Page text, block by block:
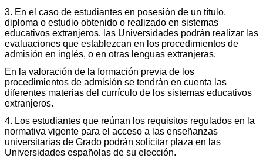
3. En el caso de estudiantes en posesión de un título,
diploma o estudio obtenido o realizado en sistemas
educativos extranjeros, las Universidades podrán realizar las
evaluaciones que establezcan en los procedimientos de
admisión en inglés, o en otras lenguas extranjeras.
En la valoración de la formación previa de los
procedimientos de admisión se tendrán en cuenta las
diferentes materias del currículo de los sistemas educativos
extranjeros.
4. Los estudiantes que reúnan los requisitos regulados en la
normativa vigente para el acceso a las enseñanzas
universitarias de Grado podrán solicitar plaza en las
Universidades españolas de su elección.